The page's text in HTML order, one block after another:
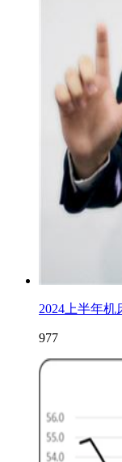
2024上半年
977